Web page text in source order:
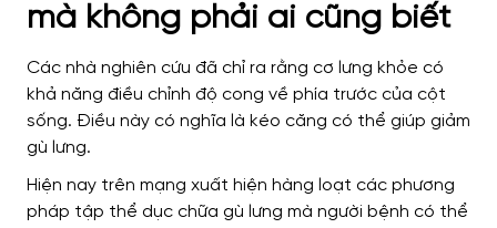
mà không phải ai cũng biết
Các nhà nghiên cứu đã chỉ ra rằng cơ lưng khỏe có
khả năng điều chỉnh độ cong về phía trước của cột
sống. Điều này có nghĩa là kéo căng có thể giúp giảm
gù lưng.
Hiện nay trên mạng xuất hiện hàng loạt các phương
pháp tập thể dục chữa gù lưng mà người bệnh có thể